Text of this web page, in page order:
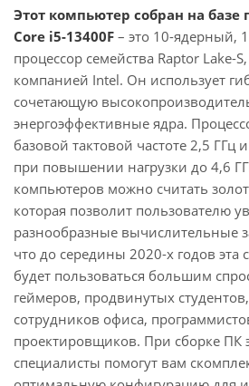
Этот компьютер собран на базе
Core i5-13400F – это 10-ядерный,
процессор семейства Raptor
компанией Intel. Он использует
сочетающую
энергоэффективные ядра.
базовой тактовой частоте 2,5 ГГц
при повышении нагрузки до 4,6
компьютеров можно считать
которая позволит пользователю
разнообразные вычислительные
что до середины 2020-х годов эта
будет пользоваться большим
геймеров, продвинутых
сотрудников офиса,
проектировщиков. При сборке ПК
специалисты помогут вам